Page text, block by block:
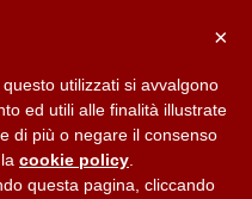
×
utilizzati si avvalgono
ed utili alle finalità illustrate
di più o negare il consenso
cookie policy
questa pagina, cliccando